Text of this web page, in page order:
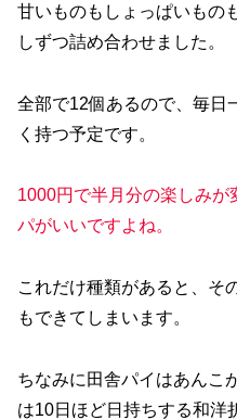
甘いものもしょっぱいもの
しずつ詰め合わせました。
全部で12個あるので、毎日
く持つ予定です。
1000円で半月分の楽しみが
パがいいですよね。
これだけ種類があると、そ
もできてしまいます。
ちなみに田舎パイはあんこ
は10日ほど日持ちする和洋